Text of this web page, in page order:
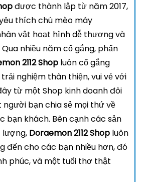
được thành lập từ năm 2017,
thích chú mèo máy
vật hoạt hình dễ thương và
nhiều năm cố gắng, phấn
2112 Shop luôn cố gắng
nghiệm thân thiện, vui vẻ với
từ một Shop kinh doanh đôi
bạn chia sẻ mọi thứ về
bạn khách. Bên cạnh các sản
lượng, Doraemon 2112 Shop luôn
đến cho các bạn nhiều hơn, đó
phúc, và một tuổi thơ thật